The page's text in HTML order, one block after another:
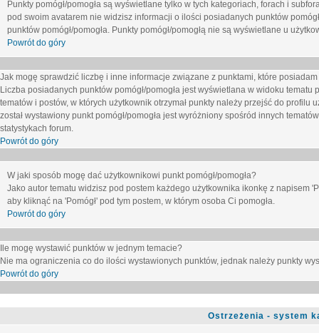
Punkty pomógł/pomogła są wyświetlane tylko w tych kategoriach, forach i
pod swoim avatarem nie widzisz informacji o ilości posiadanych punktów
punktów pomógł/pomogła. Punkty pomógł/pomogłą nie są wyświetlane u
Powrót do góry
Jak mogę sprawdzić liczbę i inne informacje związane z punktami, które
Liczba posiadanych punktów pomógł/pomogła jest wyświetlana w widoku
tematów i postów, w których użytkownik otrzymał punkty należy przejść do
został wystawiony punkt pomógł/pomogła jest wyróżniony spośród innych
statystykach forum.
Powrót do góry
W jaki sposób mogę dać użytkownikowi punkt pomógł/pomogła?
Jako autor tematu widzisz pod postem każdego użytkownika ikonkę z napisem
aby kliknąć na 'Pomógł' pod tym postem, w którym osoba Ci pomogła.
Powrót do góry
Ile mogę wystawić punktów w jednym temacie?
Nie ma ograniczenia co do ilości wystawionych punktów, jednak należy punkty
Powrót do góry
Ostrzeżenia - system